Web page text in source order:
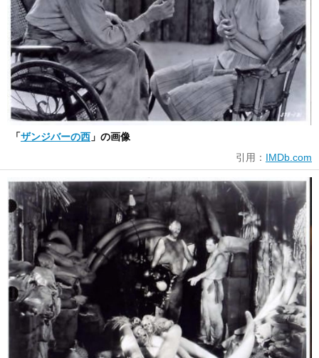
「ザンジバーの西 」の画像
引用： IMDb.com